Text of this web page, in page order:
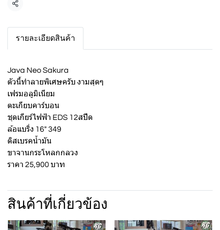
แชร์
รายละเอียดสินค้า
Java Neo Sakura
ตัวนี้ทำลายพิเศษครับ งามสุดๆ
เฟรมอลูมิเนียม
ตะเกียบคาร์บอน
ชุดเกียร์ไฟฟ้า EDS 12สปีด
ล้อแบริ่ง 16" 349
ดิสเบรคน้ำมัน
ขาจานกระโหลกกลวง
ราคา 25,900 บาท
สินค้าที่เกี่ยวข้อง